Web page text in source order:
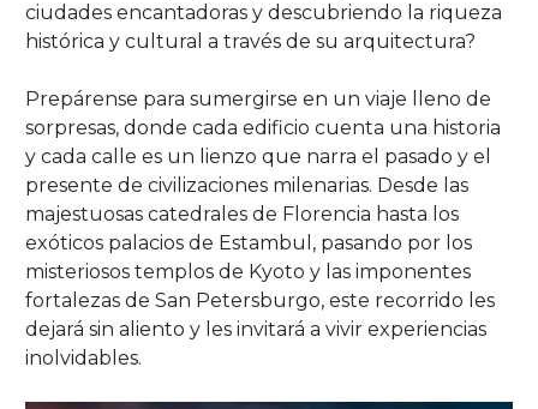
ciudades encantadoras y descubriendo la riqueza
histórica y cultural a través de su arquitectura?
Prepárense para sumergirse en un viaje lleno de
sorpresas, donde cada edificio cuenta una historia
y cada calle es un lienzo que narra el pasado y el
presente de civilizaciones milenarias. Desde las
majestuosas catedrales de Florencia hasta los
exóticos palacios de Estambul, pasando por los
misteriosos templos de Kyoto y las imponentes
fortalezas de San Petersburgo, este recorrido les
dejará sin aliento y les invitará a vivir experiencias
inolvidables.